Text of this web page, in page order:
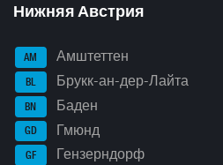
Нижняя Австрия
AM Амштеттен
BL Брукк-ан-дер-Лайта
BN Баден
GD Гмюнд
GF Гензерндорф